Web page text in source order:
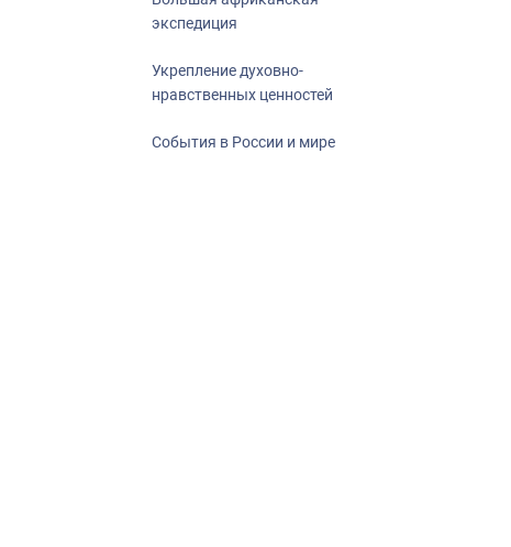
экспедиция
Укрепление духовно-
нравственных ценностей
События в России и мире